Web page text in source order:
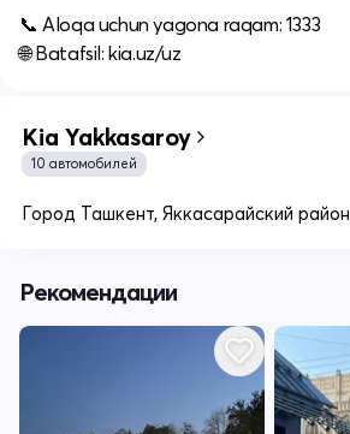
📞 Aloqa uchun yagona raqam: 1333
🌐 Batafsil: kia.uz/uz
Kia Yakkasaroy
10 автомобилей
Город Ташкент, Яккасарайский район
Рекомендации